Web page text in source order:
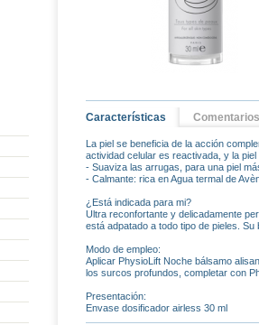
Características Comentarios
La piel se beneficia de la acción
actividad celular es reactivada, y la
- Suaviza las arrugas, para una piel
- Calmante: rica en Agua termal de
¿Está indicada para mi?
Ultra reconfortante y delicadamente
está adpatado a todo tipo de pieles.
Modo de empleo:
Aplicar PhysioLift Noche bálsamo
los surcos profundos, completar con
Presentación:
Envase dosificador airless 30 ml